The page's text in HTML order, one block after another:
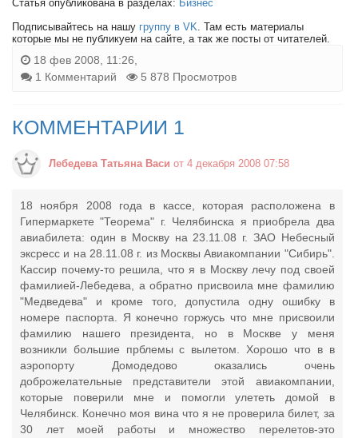
Статья опубликована в разделах: Бизнес
Подписывайтесь на нашу группу в VK. Там есть материалы
которые мы не публикуем на сайте, а так же посты от читателей.
18 фев 2008, 11:26,
1 Комментарий
5 878 Просмотров
КОММЕНТАРИИ 1
Лебедева Татьяна Васи от 4 декабря 2008 07:58
18 ноября 2008 года в кассе, которая расположена в
Гипермаркете "Теорема" г. Челябинска я приобрела два
авиабилета: один в Москву на 23.11.08 г. ЗАО Небесный
эксресс и на 28.11.08 г. из Москвы Авиакомпании "Сибирь".
Кассир почему-то решила, что я в Москву лечу под своей
фамилией-Лебедева, а обратно присвоила мне фамилию
"Медведева" и кроме того, допустила одну ошибку в
номере паспорта. Я конечно горжусь что мне присвоили
фамилию нашего президента, но в Москве у меня
возникли большие прблемы с вылетом. Хорошо что в в
аэропорту Домодедово оказались очень
доброжелательные представители этой авиакомпании,
которые поверили мне и помогли улететь домой в
Челябинск. Конечно моя вина что я не проверила билет, за
30 лет моей работы и множество перелетов-это